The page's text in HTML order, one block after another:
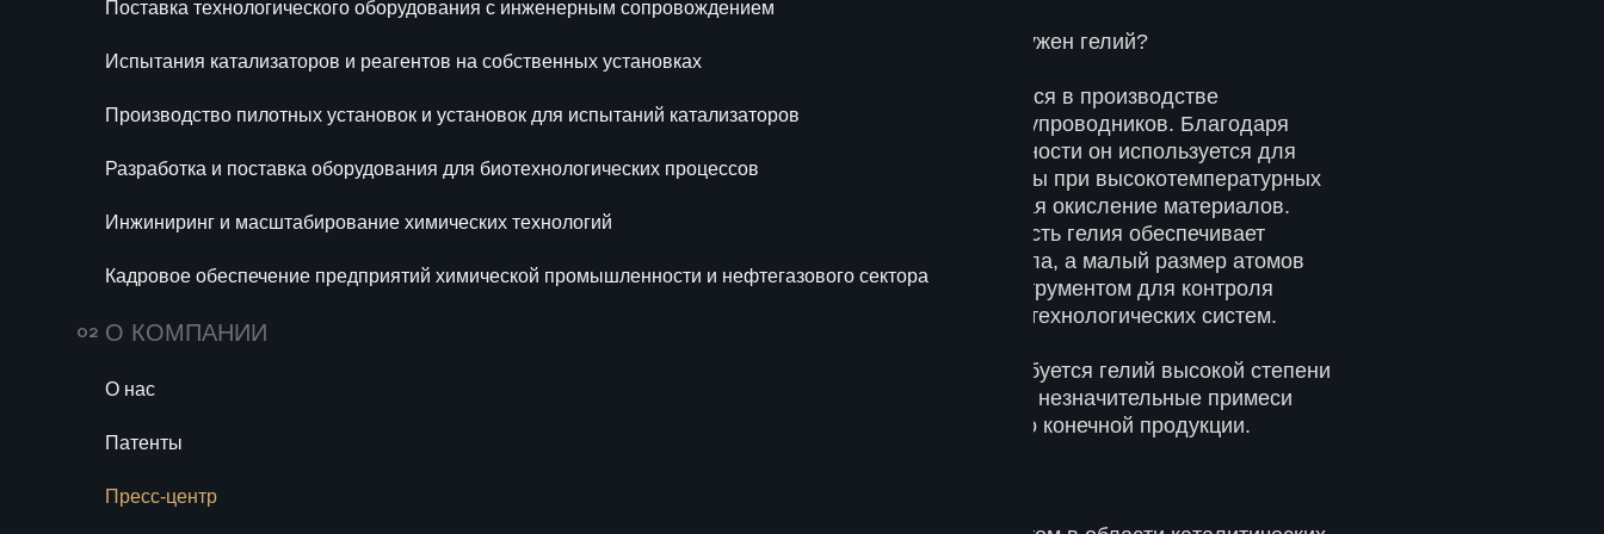
биотехнологических процессов
Инжиниринг и масштабирование химических
химической промышленности и нефтегазового
Поставка технологического оборудования с инженерным сопровождением
Испытания катализаторов и реагентов на собственных установках
Производство пилотных установок и установок для испытаний катализаторов
Разработка и поставка оборудования для биотехнологических процессов
Инжиниринг и масштабирование химических технологий
Кадровое обеспечение предприятий химической промышленности и нефтегазового сектора
О КОМПАНИИ
О нас
Патенты
Пресс-центр
Зачем электронщикам нужен гелий?
Гелий широко применяется в производстве
микроэлектроники и полупроводников. Благодаря
своей химической инертности он используется для
создания защитной среды при высокотемпературных
процессах, предотвращая окисление материалов.
Высокая теплопроводность гелия обеспечивает
эффективный отвод тепла, а малый размер атомов
делает его удобным инструментом для контроля
герметичности сложных технологических систем.
Для ряда процессов требуется гелий высокой степени
чистоты, поскольку даже незначительные примеси
могут влиять на качество конечной продукции.